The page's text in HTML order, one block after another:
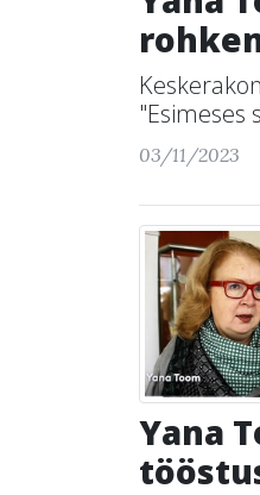
"Esimeses
03/11/2023
Yana